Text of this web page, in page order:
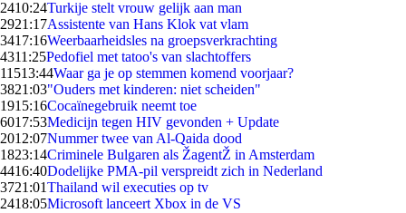
2410:24Turkije stelt vrouw gelijk aan man
2921:17Assistente van Hans Klok vat vlam
3417:16Weerbaarheidsles na groepsverkrachting
4311:25Pedofiel met tatoo's van slachtoffers
11513:44Waar ga je op stemmen komend voorjaar?
3821:03"Ouders met kinderen: niet scheiden"
1915:16Cocaïnegebruik neemt toe
6017:53Medicijn tegen HIV gevonden + Update
2012:07Nummer twee van Al-Qaida dood
1823:14Criminele Bulgaren als ŽagentŽ in Amsterdam
4416:40Dodelijke PMA-pil verspreidt zich in Nederland
3721:01Thailand wil executies op tv
2418:05Microsoft lanceert Xbox in de VS